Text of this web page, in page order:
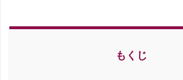
もくじ